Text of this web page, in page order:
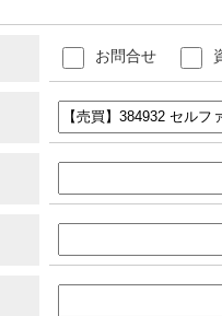
お問合せ